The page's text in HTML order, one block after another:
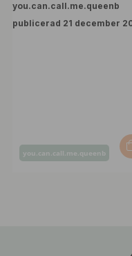
Inlägg
you.can.call.me.queenb